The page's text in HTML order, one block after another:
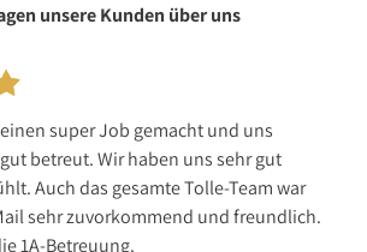
unsere Kunden über uns
super Job gemacht und uns
betreut. Wir haben uns sehr gut
Auch das gesamte Tolle-Team war
sehr zuvorkommend und freundlich.
1A-Betreuung.